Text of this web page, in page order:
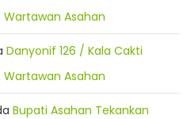
Asahan
Danyonif 126 / Kala Cakti
Asahan
Bupati Asahan Tekankan